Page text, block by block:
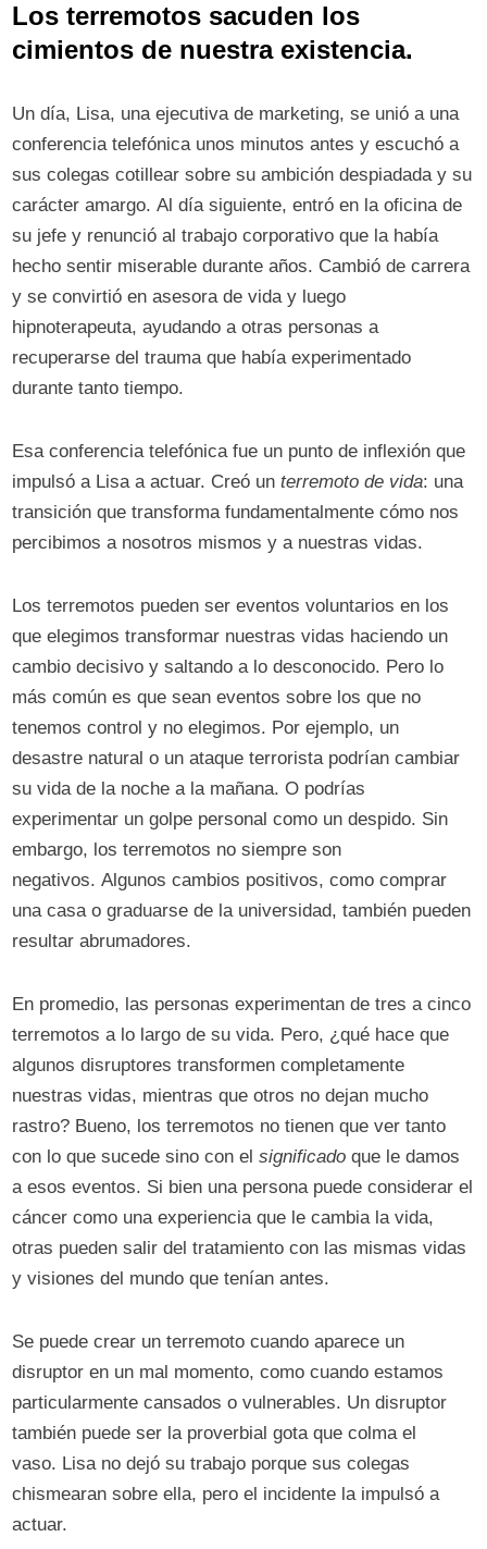
Los terremotos sacuden los
cimientos de nuestra existencia.
Un día, Lisa, una ejecutiva de marketing, se unió a una
conferencia telefónica unos minutos antes y escuchó a
sus colegas cotillear sobre su ambición despiadada y su
carácter amargo. Al día siguiente, entró en la oficina de
su jefe y renunció al trabajo corporativo que la había
hecho sentir miserable durante años. Cambió de carrera
y se convirtió en asesora de vida y luego
hipnoterapeuta, ayudando a otras personas a
recuperarse del trauma que había experimentado
durante tanto tiempo.
Esa conferencia telefónica fue un punto de inflexión que
impulsó a Lisa a actuar. Creó unterremoto de vida: una
transición que transforma fundamentalmente cómo nos
percibimos a nosotros mismos y a nuestras vidas.
Los terremotos pueden ser eventos voluntarios en los
que elegimos transformar nuestras vidas haciendo un
cambio decisivo y saltando a lo desconocido. Pero lo
más común es que sean eventos sobre los que no
tenemos control y no elegimos. Por ejemplo, un
desastre natural o un ataque terrorista podrían cambiar
su vida de la noche a la mañana. O podrías
experimentar un golpe personal como un despido. Sin
embargo, los terremotos no siempre son
negativos. Algunos cambios positivos, como comprar
una casa o graduarse de la universidad, también pueden
resultar abrumadores.
En promedio, las personas experimentan de tres a cinco
terremotos a lo largo de su vida. Pero, ¿qué hace que
algunos disruptores transformen completamente
nuestras vidas, mientras que otros no dejan mucho
rastro? Bueno, los terremotos no tienen que ver tanto
con lo que sucede sino con elsignificado que le damos
a esos eventos. Si bien una persona puede considerar el
cáncer como una experiencia que le cambia la vida,
otras pueden salir del tratamiento con las mismas vidas
y visiones del mundo que tenían antes.
Se puede crear un terremoto cuando aparece un
disruptor en un mal momento, como cuando estamos
particularmente cansados ​​o vulnerables. Un disruptor
también puede ser la proverbial gota que colma el
vaso. Lisa no dejó su trabajo porque sus colegas
chismearan sobre ella, pero el incidente la impulsó a
actuar.